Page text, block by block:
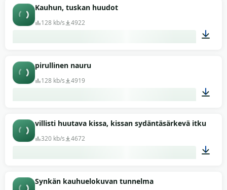
Kauhun, tuskan huudot
128 kb/s 4922
pirullinen nauru
128 kb/s 4919
00:06
villisti huutava kissa, kissan sydäntäsärkevä itku
320 kb/s 4672
Synkän kauhuelokuvan tunnelma